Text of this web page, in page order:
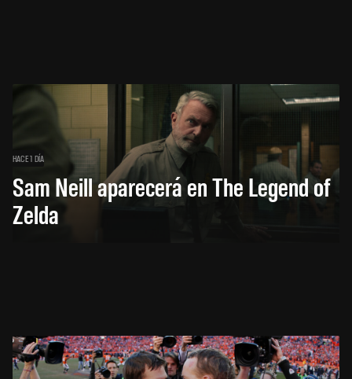
HACE 1 DÍA
Sam Neill aparecerá en The Legend of
Zelda